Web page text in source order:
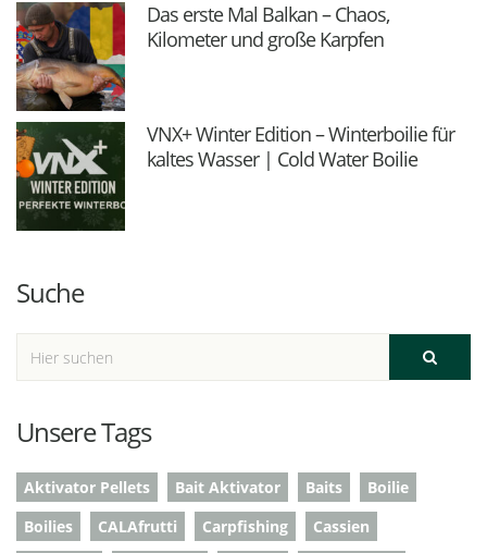
Das erste Mal Balkan – Chaos,
Kilometer und große Karpfen
VNX+ Winter Edition – Winterboilie für
kaltes Wasser | Cold Water Boilie
Suche
Unsere Tags
Aktivator Pellets Bait Aktivator Baits
Boilie
Boilies
CALAfrutti Carpfishing
Cassien